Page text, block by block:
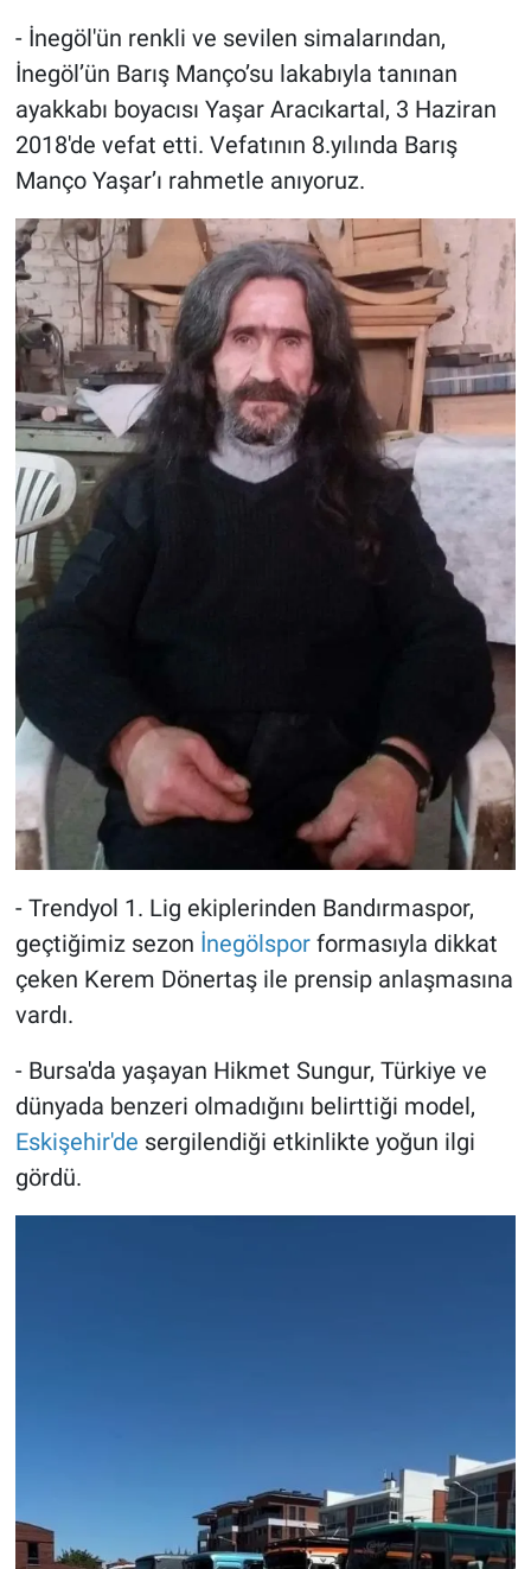
- İnegöl'ün renkli ve sevilen simalarından,
İnegöl’ün Barış Manço’su lakabıyla tanınan
ayakkabı boyacısı Yaşar Aracıkartal, 3 Haziran
2018'de vefat etti. Vefatının 8.yılında Barış
Manço Yaşar’ı rahmetle anıyoruz.
- Trendyol 1. Lig ekiplerinden Bandırmaspor,
geçtiğimiz sezon İnegölspor formasıyla dikkat
çeken Kerem Dönertaş ile prensip anlaşmasına
vardı.
- Bursa'da yaşayan Hikmet Sungur, Türkiye ve
dünyada benzeri olmadığını belirttiği model,
Eskişehir'de sergilendiği etkinlikte yoğun ilgi
gördü.